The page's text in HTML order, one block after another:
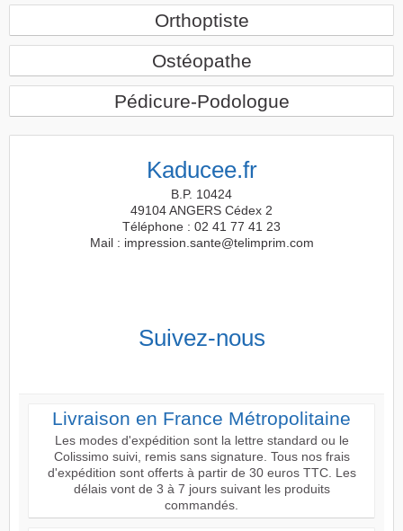
Orthoptiste
Ostéopathe
Pédicure-Podologue
Kaducee.fr
B.P. 10424
49104 ANGERS Cédex 2
Téléphone : 02 41 77 41 23
Mail : impression.sante@telimprim.com
Suivez-nous
Livraison en France Métropolitaine
Les modes d'expédition sont la lettre standard ou le
Colissimo suivi, remis sans signature. Tous nos frais
d'expédition sont offerts à partir de 30 euros TTC. Les
délais vont de 3 à 7 jours suivant les produits
commandés.